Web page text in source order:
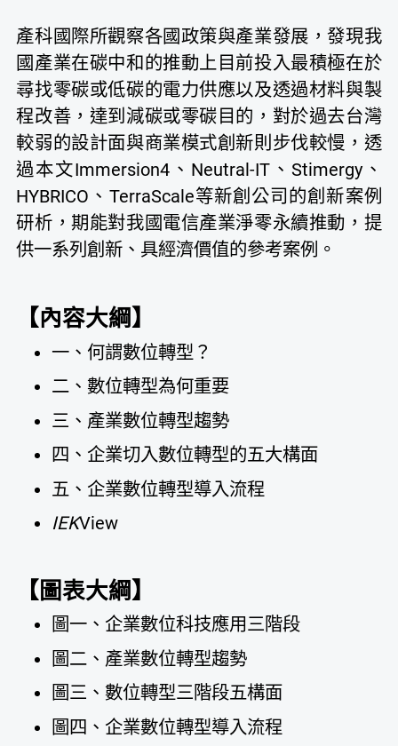
產科國際所觀察各國政策與產業發展，發現我
國產業在碳中和的推動上目前投入最積極在於
尋找零碳或低碳的電力供應以及透過材料與製
程改善，達到減碳或零碳目的，對於過去台灣
較弱的設計面與商業模式創新則步伐較慢，透
過本文Immersion4、Neutral-IT、Stimergy、
HYBRICO、TerraScale等新創公司的創新案例
研析，期能對我國電信產業淨零永續推動，提
供一系列創新、具經濟價值的參考案例。
【內容大綱】
一、何謂數位轉型？
二、數位轉型為何重要
三、產業數位轉型趨勢
四、企業切入數位轉型的五大構面
五、企業數位轉型導入流程
IEKView
【圖表大綱】
圖一、企業數位科技應用三階段
圖二、產業數位轉型趨勢
圖三、數位轉型三階段五構面
圖四、企業數位轉型導入流程